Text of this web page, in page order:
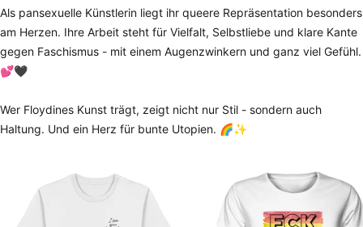
Als pansexuelle Künstlerin liegt ihr queere Repräsentation besonders
am Herzen. Ihre Arbeit steht für Vielfalt, Selbstliebe und klare Kante
gegen Faschismus - mit einem Augenzwinkern und ganz viel Gefühl.
💕🖤
Wer Floydines Kunst trägt, zeigt nicht nur Stil - sondern auch
Haltung. Und ein Herz für bunte Utopien. 🌈✨